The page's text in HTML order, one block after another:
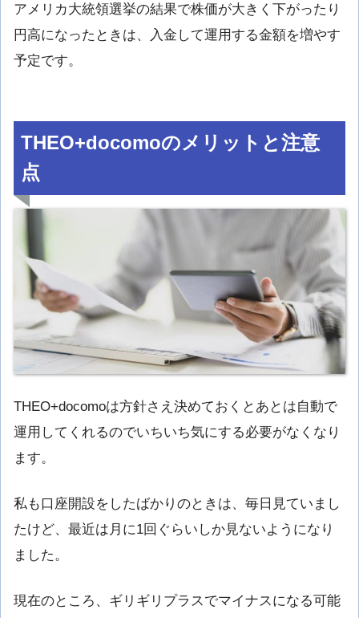
アメリカ大統領選挙の結果で株価が大きく下がったり
円高になったときは、入金して運用する金額を増やす
予定です。
THEO+docomoのメリットと注意
点
THEO+docomoは方針さえ決めておくとあとは自動で
運用してくれるのでいちいち気にする必要がなくなり
ます。
私も口座開設をしたばかりのときは、毎日見ていまし
たけど、最近は月に1回ぐらいしか見ないようになり
ました。
現在のところ、ギリギリプラスでマイナスになる可能